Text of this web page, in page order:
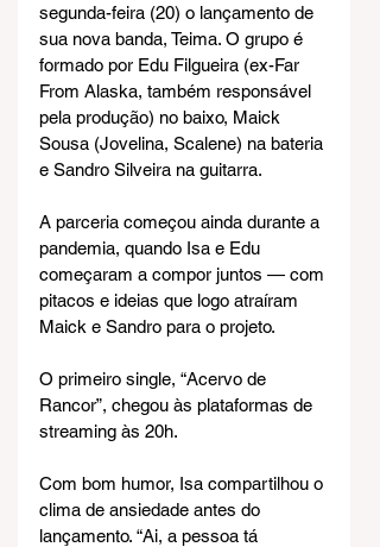
segunda-feira (20) o lançamento de
sua nova banda, Teima. O grupo é
formado por Edu Filgueira (ex-Far
From Alaska, também responsável
pela produção) no baixo, Maick
Sousa (Jovelina, Scalene) na bateria
e Sandro Silveira na guitarra.
A parceria começou ainda durante a
pandemia, quando Isa e Edu
começaram a compor juntos — com
pitacos e ideias que logo atraíram
Maick e Sandro para o projeto.
O primeiro single, “Acervo de
Rancor”, chegou às plataformas de
streaming às 20h.
Com bom humor, Isa compartilhou o
clima de ansiedade antes do
lançamento. “Ai, a pessoa tá